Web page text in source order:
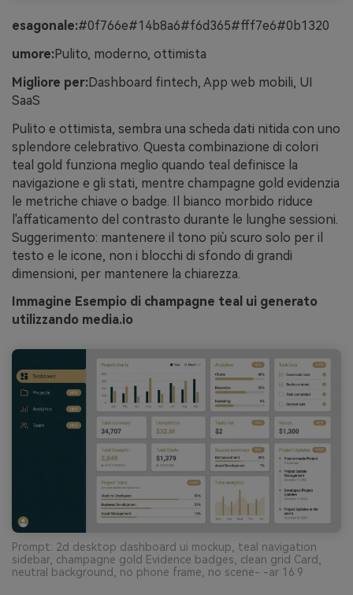
esagonale:#0f766e#14b8a6#f6d365#fff7e6#0b1320
umore:Pulito, moderno, ottimista
Migliore per:Dashboard fintech, App web mobili, UI
SaaS
Pulito e ottimista, sembra una scheda dati nitida con uno
splendore celebrativo. Questa combinazione di colori
teal gold funziona meglio quando teal definisce la
navigazione e gli stati, mentre champagne gold evidenzia
le metriche chiave o badge. Il bianco morbido riduce
l'affaticamento del contrasto durante le lunghe sessioni.
Suggerimento: mantenere il tono più scuro solo per il
testo e le icone, non i blocchi di sfondo di grandi
dimensioni, per mantenere la chiarezza.
Immagine Esempio di champagne teal ui generato
utilizzando media.io
Prompt: 2d desktop dashboard ui mockup, teal navigation
sidebar, champagne gold Evidence badges, clean grid Card,
neutral background, no phone frame, no scene- -ar 16:9